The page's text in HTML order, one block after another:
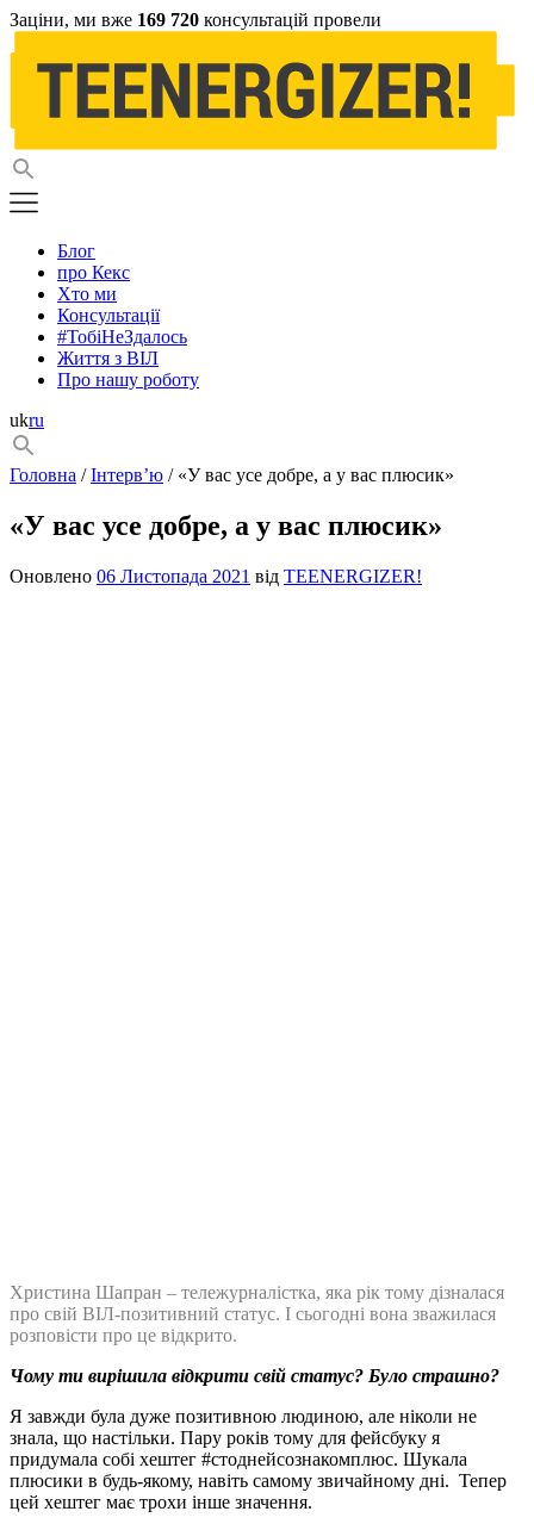
Заціни, ми вже 169 720 консультацій провели
Блог
про Кекс
Хто ми
Консультації
#ТобіНеЗдалось
Життя з ВІЛ
Про нашу роботу
ukru
Головна /Інтерв’ю / «У вас усе добре, а у вас плюсик»
«У вас усе добре, а у вас плюсик»
Оновлено 06 Листопада 2021 від TEENERGIZER!
Христина Шапран – тележурналістка, яка рік тому дізналася
про свій ВІЛ-позитивний статус. І сьогодні вона зважилася
розповісти про це відкрито.
Чому ти вирішила відкрити свій статус? Було страшно?
Я завжди була дуже позитивною людиною, але ніколи не
знала, що настільки. Пару років тому для фейсбуку я
придумала собі хештег #стоднейсознакомплюс. Шукала
плюсики в будь-якому, навіть самому звичайному дні. Тепер
цей хештег має трохи інше значення.